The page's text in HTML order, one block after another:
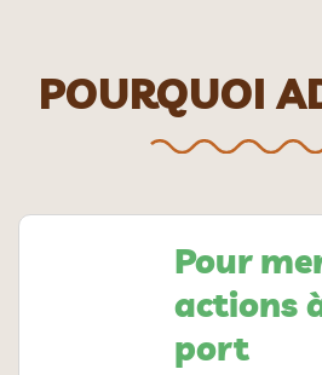
POURQUOI
Pour
actions
port